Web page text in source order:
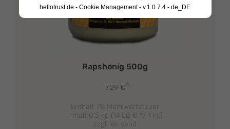
Rapshonig 500g
7,29 €*
Enthält 7% Mehrwertsteuer
Inhalt 0,5 kg (14,58 € */ 1 kg)
zzgl. Versand
hellotrust.de - Cookie Management - v.1.0.7.4 - de_DE